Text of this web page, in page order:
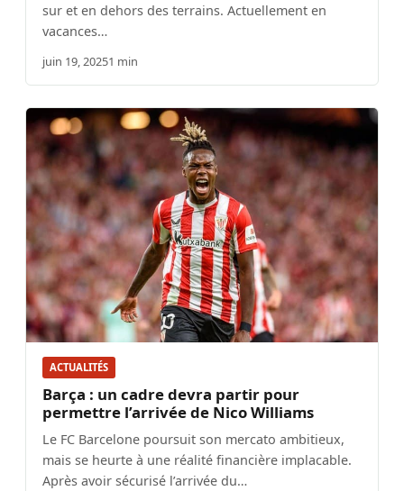
sur et en dehors des terrains. Actuellement en
vacances…
juin 19, 20251 min
ACTUALITÉS
Barça : un cadre devra partir pour
permettre l’arrivée de Nico Williams
Le FC Barcelone poursuit son mercato ambitieux,
mais se heurte à une réalité financière implacable.
Après avoir sécurisé l’arrivée du…